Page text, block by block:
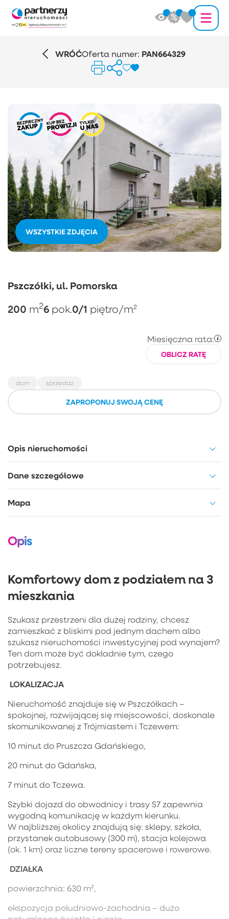
WRÓĆOferta numer: PAN664329
WSZYSTKIE ZDJĘCIA
Pszczółki, ul. Pomorska
200 m26 pok.0/1 piętro/m²
Miesięczna rata:
OBLICZ RATĘ
dom sprzedaż
ZAPROPONUJ SWOJĄ CENĘ
Opis nieruchomości
Dane szczegółowe
Mapa
Opis
Komfortowy dom z podziałem na 3
mieszkania
Szukasz przestrzeni dla dużej rodziny, chcesz
zamieszkać z bliskimi pod jednym dachem albo
szukasz nieruchomości inwestycyjnej pod wynajem?
Ten dom może być dokładnie tym, czego
potrzebujesz.
LOKALIZACJA
Nieruchomość znajduje się w Pszczółkach –
spokojnej, rozwijającej się miejscowości, doskonale
skomunikowanej z Trójmiastem i Tczewem:
10 minut do Pruszcza Gdańskiego,
20 minut do Gdańska,
7 minut do Tczewa.
Szybki dojazd do obwodnicy i trasy S7 zapewnia
wygodną komunikację w każdym kierunku.
W najbliższej okolicy znajdują się: sklepy, szkoła,
przystanek autobusowy (300 m), stacja kolejowa
(ok. 1 km) oraz liczne tereny spacerowe i rowerowe.
DZIAŁKA
powierzchnia: 630 m²,
ekspozycja południowo-zachodnia – dużo